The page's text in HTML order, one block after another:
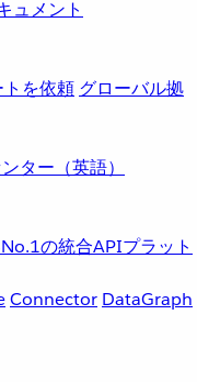
ュメント
を依頼 グローバル拠
ター（英語）
の統合APIプラット
Connector DataGraph